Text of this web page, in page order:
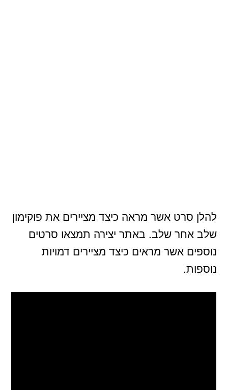
להלן סרט אשר מראה כיצד מציירים את פוקימון
שלב אחר שלב. באתר יצירה תמצאו סרטים
נוספים אשר מראים כיצד מציירים דמויות
נוספות.